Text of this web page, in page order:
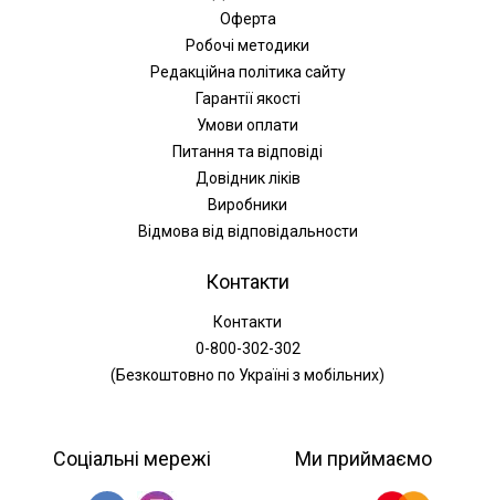
Оферта
Робочі методики
Редакційна політика сайту
Гарантії якості
Умови оплати
Питання та відповіді
Довідник ліків
Виробники
Відмова від відповідальности
Контакти
Контакти
0-800-302-302
(Безкоштовно по Україні з мобільних)
Соціальні мережі Ми приймаємо